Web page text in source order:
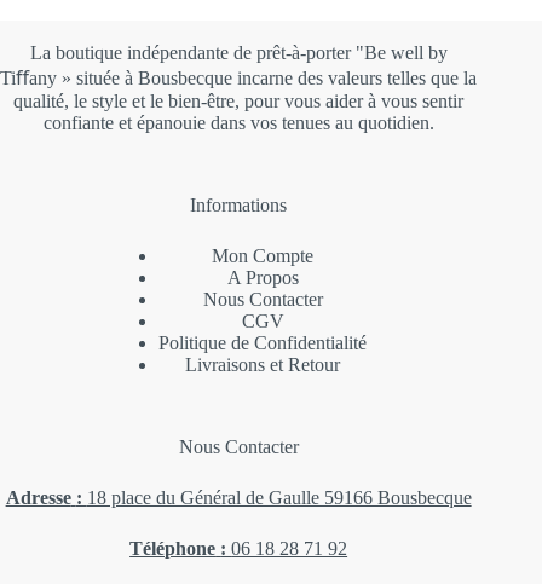
La boutique indépendante de prêt-à-porter "Be well by
Tiﬀany » située à Bousbecque incarne des valeurs telles que la
qualité, le style et le bien-être, pour vous aider à vous sentir
confiante et épanouie dans vos tenues au quotidien.
Informations
Mon Compte
A Propos
Nous Contacter
CGV
Politique de Confidentialité
Livraisons et Retour
Nous Contacter
Adresse : 18 place du Général de Gaulle 59166 Bousbecque
Téléphone :06 18 28 71 92